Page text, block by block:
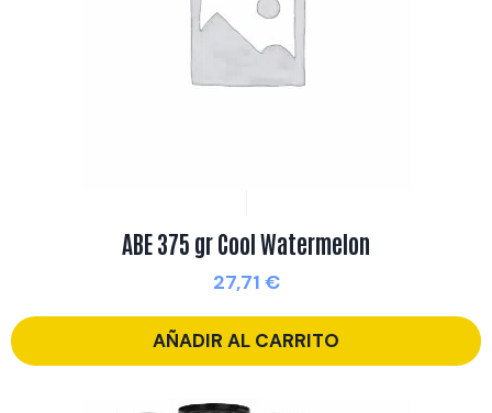
ABE 375 gr Cool Watermelon
27,71 €
AÑADIR AL CARRITO